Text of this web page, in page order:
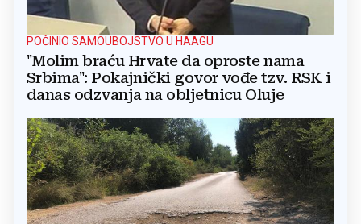
POČINIO SAMOUBOJSTVO U HAAGU
"Molim braću Hrvate da oproste nama
Srbima": Pokajnički govor vođe tzv. RSK i
danas odzvanja na obljetnicu Oluje